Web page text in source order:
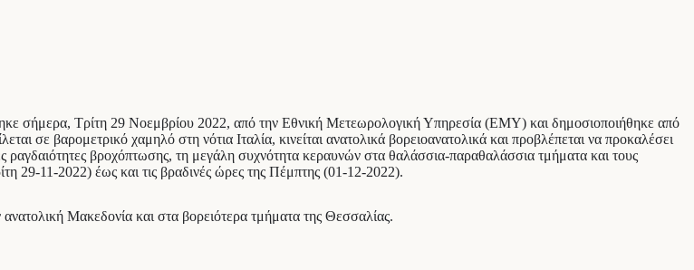
σήμερα, Τρίτη 29 Νοεμβρίου 2022, από την Εθνική Μετεωρολογική Υπηρεσία (ΕΜΥ) και δημοσιοποιήθηκε από
σε βαρομετρικό χαμηλό στη νότια Ιταλία, κινείται ανατολικά βορειοανατολικά και προβλέπεται να προκαλέσει
ραγδαιότητες βροχόπτωσης, τη μεγάλη συχνότητα κεραυνών στα θαλάσσια-παραθαλάσσια τμήματα και τους
29-11-2022) έως και τις βραδινές ώρες της Πέμπτης (01-12-2022).
ανατολική Μακεδονία και στα βορειότερα τμήματα της Θεσσαλίας.